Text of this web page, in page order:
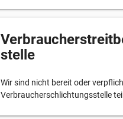
stelle
Wir sind nicht bereit oder
Verbraucherschlichtungsstelle